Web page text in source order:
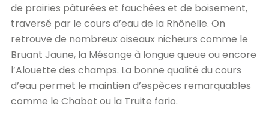
de prairies pâturées et fauchées et de boisement,
traversé par le cours d’eau de la Rhônelle. On
retrouve de nombreux oiseaux nicheurs comme le
Bruant Jaune, la Mésange à longue queue ou encore
l’Alouette des champs. La bonne qualité du cours
d’eau permet le maintien d’espèces remarquables
comme le Chabot ou la Truite fario.